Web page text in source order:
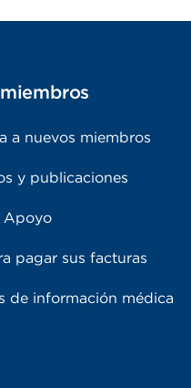
a nuevos miembros
y publicaciones
Apoyo
pagar sus facturas
de información médica